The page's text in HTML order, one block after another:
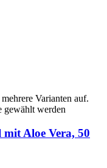
Varianten auf.
gewählt werden
Aloe Vera, 50